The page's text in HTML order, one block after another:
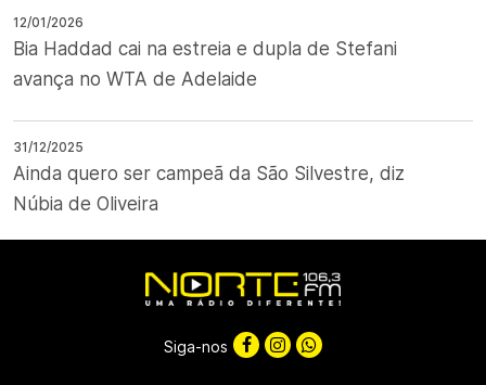
12/01/2026
Bia Haddad cai na estreia e dupla de Stefani
avança no WTA de Adelaide
31/12/2025
Ainda quero ser campeã da São Silvestre, diz
Núbia de Oliveira
Siga-nos